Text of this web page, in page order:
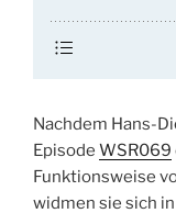
Nachdem Hans-
Episode WSR069
Funktionsweise
widmen sie sich